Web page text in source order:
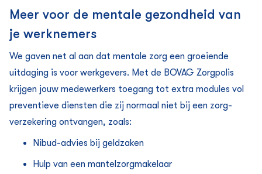
Meer voor de mentale gezondheid van
je werknemers
We gaven net al aan dat mentale zorg een groeiende
uitdaging is voor werkgevers. Met de BOVAG Zorgpolis
krijgen jouw medewerkers toegang tot extra modules vol
preventieve diensten die zij normaal niet bij een zorg­
verzekering ontvangen, zoals:
Nibud-advies bij geldzaken
Hulp van een mantelzorgmakelaar